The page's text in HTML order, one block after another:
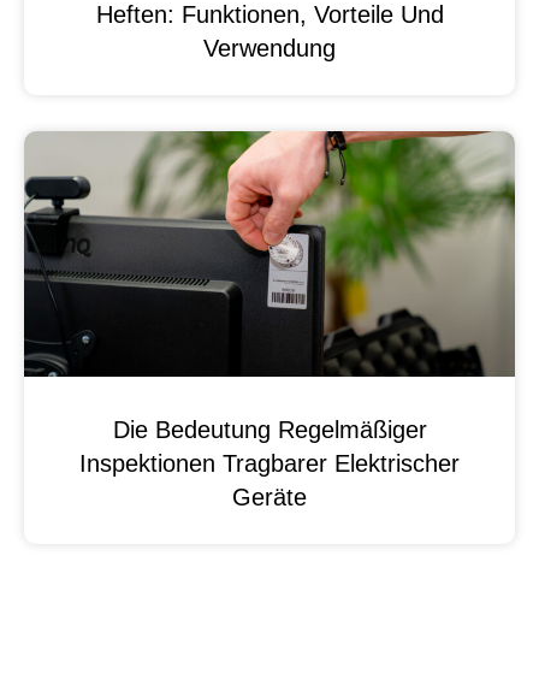
Heften: Funktionen, Vorteile Und
Verwendung
Die Bedeutung Regelmäßiger
Inspektionen Tragbarer Elektrischer
Geräte